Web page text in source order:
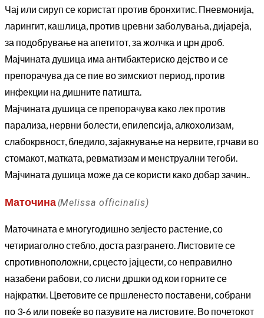
Чај или сируп се користат против бронхитис. Пневмонија,
ларингит, кашлица, против цревни заболувања, дијареја,
за подобрување на апетитот, за жолчка и црн дроб.
Мајчината душица има антибактериско дејство и се
препорачува да се пие во зимскиот период, против
инфекции на дишните патишта.
Мајчината душица се препорачува како лек против
парализа, нервни болести, епилепсија, алкохолизам,
слабокрвност, бледило, зајакнување на нервите, грчави во
стомакот, матката, ревматизам и менструални тегоби.
Мајчината душица може да се користи како добар зачин..
Маточина (Melissa officinalis)
Маточината е многугодишно зелјесто растение, со
четириаголно стебло, доста разгрането. Листовите се
спротивноположни, срцесто јајцести, со неправилно
назабени рабови, со лисни дршки од кои горните се
најкратки. Цветовите се пршленесто поставени, собрани
по 3-6 или повеќе во пазувите на листовите. Во почетокот